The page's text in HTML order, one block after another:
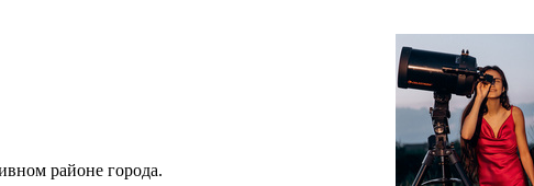
районе города.